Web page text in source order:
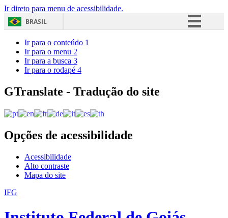
Ir direto para menu de acessibilidade.
BRASIL
Acesso à informação
Ir para o conteúdo 1
Ir para o menu 2
Ir para a busca 3
Ir para o rodapé 4
GTranslate - Tradução do site
Opções de acessibilidade
Acessibilidade
Alto contraste
Mapa do site
IFG